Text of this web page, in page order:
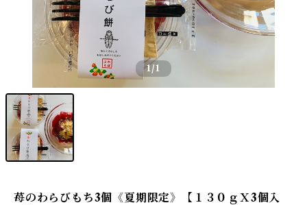
1/1
苺のわらびもち3個《夏期限定》【１３０ｇＸ3個入